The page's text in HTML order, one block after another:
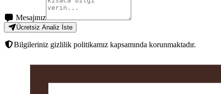
Mesajınız
Ücretsiz Analiz İste
Bilgileriniz gizlilik politikamız kapsamında korunmaktadır.